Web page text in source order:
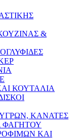
&
ΚΟΥΤΑΛΙΑ
ΚΑΝΑΤΕΣ
ΦΑΓΗΤΟΥ
ΚΑΙ